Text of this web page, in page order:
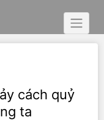
cách quỷ
ta